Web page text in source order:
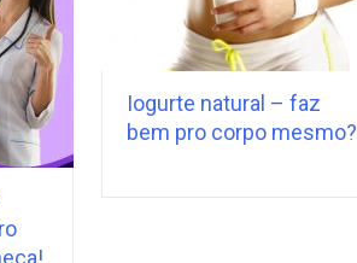
Iogurte natural – faz
bem pro corpo mesmo?